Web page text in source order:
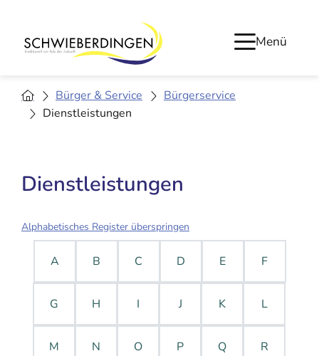
Menü
Bürger & Service
Bürgerservice
Dienstleistungen
Dienstleistungen
Alphabetisches Register überspringen
A B C D E F
G H I J K L
M N O P Q R